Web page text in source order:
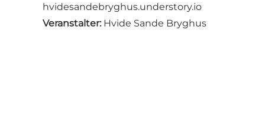
hvidesandebryghus.understory.io
Veranstalter: Hvide Sande Bryghus